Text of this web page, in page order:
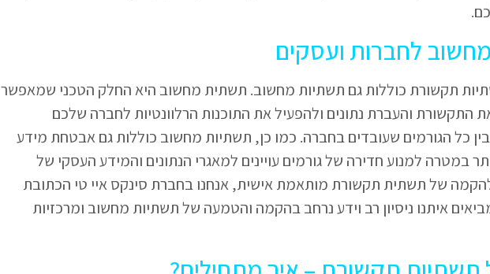
לחברות ועסקים
תקשורת כוללות גם תשתיות מחשוב. תשתית מחשוב היא החלק הטכני שמאפשר
התקשורת והעברת נתונים ולהפעיל את התוכנות הרלוונטיות לחברה שלכם
כל הגורמים שעובדים בחברה. כמו כן, תשתיות מחשוב כוללות גם אבטחת מידע
במטרה למנוע חדירה של גורמים עויינים למאגרי הנתונים והמידע העסקי של
של תשתית תקשורת מותאמת אישית, אנחנו בחברת סינקס איי טי הכתובת
איתנו ניסיון רב וידע נרחב בהקמה והטמעה של תשתיות מחשוב ומרכזיות